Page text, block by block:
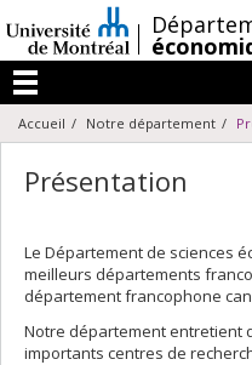
au
contenu
/
Menu
Accueil Notre département
Présentation
Le Département de sciences
meilleurs départements
département francophone
Notre département entretient
importants centres de